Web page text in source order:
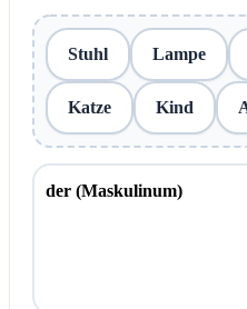
Stuhl Lampe
Katze Kind
der (Maskulinum)